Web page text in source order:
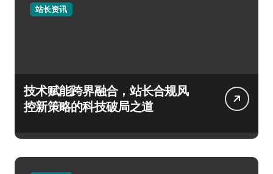
站长资讯
技术赋能跨界融合，站长合规风
控新策略的科技破局之道